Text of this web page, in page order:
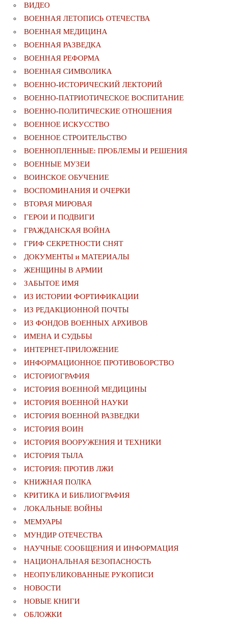
ВИДЕО
ВОЕННАЯ ЛЕТОПИСЬ ОТЕЧЕСТВА
ВОЕННАЯ МЕДИЦИНА
ВОЕННАЯ РАЗВЕДКА
ВОЕННАЯ РЕФОРМА
ВОЕННАЯ СИМВОЛИКА
ВОЕННО-ИСТОРИЧЕСКИЙ ЛЕКТОРИЙ
ВОЕННО-ПАТРИОТИЧЕСКОЕ ВОСПИТАНИЕ
ВОЕННО-ПОЛИТИЧЕСКИE ОТНОШЕНИЯ
ВОЕННОЕ ИСКУССТВО
ВОЕННОЕ СТРОИТЕЛЬСТВО
ВОЕННОПЛЕННЫЕ: ПРОБЛЕМЫ И РЕШЕНИЯ
ВОЕННЫЕ МУЗЕИ
ВОИНСКОЕ ОБУЧЕНИЕ
ВОСПОМИНАНИЯ И ОЧЕРКИ
ВТОРАЯ МИРОВАЯ
ГЕРОИ И ПОДВИГИ
ГРАЖДАНСКАЯ ВОЙНА
ГРИФ СЕКРЕТНОСТИ СНЯТ
ДОКУМЕНТЫ и МАТЕРИАЛЫ
ЖЕНЩИНЫ В АРМИИ
ЗАБЫТОЕ ИМЯ
ИЗ ИСТОРИИ ФОРТИФИКАЦИИ
ИЗ РЕДАКЦИОННОЙ ПОЧТЫ
ИЗ ФОНДОВ ВОЕННЫХ АРХИВОВ
ИМЕНА И СУДЬБЫ
ИНТЕРНЕТ-ПРИЛОЖЕНИЕ
ИНФОРМАЦИОННОЕ ПРОТИВОБОРСТВО
ИСТОРИОГРАФИЯ
ИСТОРИЯ ВОЕННОЙ МЕДИЦИНЫ
ИСТОРИЯ ВОЕННОЙ НАУКИ
ИСТОРИЯ ВОЕННОЙ РАЗВЕДКИ
ИСТОРИЯ ВОИН
ИСТОРИЯ ВООРУЖЕНИЯ И ТЕХНИКИ
ИСТОРИЯ ТЫЛА
ИСТОРИЯ: ПРОТИВ ЛЖИ
КНИЖНАЯ ПОЛКА
КРИТИКА И БИБЛИОГРАФИЯ
ЛОКАЛЬНЫЕ ВОЙНЫ
МЕМУАРЫ
МУНДИР ОТЕЧЕСТВА
НАУЧНЫЕ СООБЩЕНИЯ И ИНФОРМАЦИЯ
НАЦИОНАЛЬНАЯ БЕЗОПАСНОСТЬ
НЕОПУБЛИКОВАННЫЕ РУКОПИСИ
НОВОСТИ
НОВЫЕ КНИГИ
ОБЛОЖКИ